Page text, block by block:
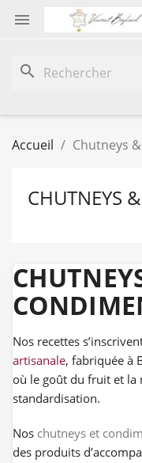

search
Accueil Chutneys
CHUTNEYS
Nos recettes
artisanale, fabriquée à
où le goût du fruit et la
standardisation.
Nos chutneys et
des produits